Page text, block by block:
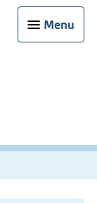
Menu